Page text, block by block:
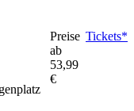
Preise
ab
53,99
€
Tickets*